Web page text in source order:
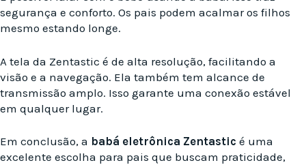
segurança e conforto. Os pais podem acalmar os filhos
mesmo estando longe.
A tela da Zentastic é de alta resolução, facilitando a
visão e a navegação. Ela também tem alcance de
transmissão amplo. Isso garante uma conexão estável
em qualquer lugar.
Em conclusão, a babá eletrônica Zentastic é uma
excelente escolha para pais que buscam praticidade,